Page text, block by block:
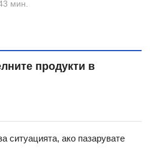
мин.
продукти в
ситуацията, ако пазарувате